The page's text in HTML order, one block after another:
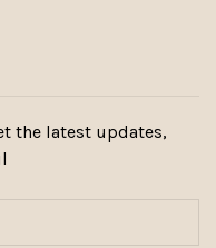
the latest updates,